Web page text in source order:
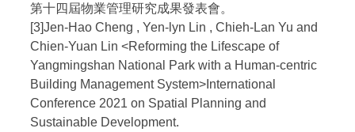
第十四屆物業管理研究成果發表會。
[3]Jen-Hao Cheng , Yen-lyn Lin , Chieh-Lan Yu and
Chien-Yuan Lin <Reforming the Lifescape of
Yangmingshan National Park with a Human-centric
Building Management System>International
Conference 2021 on Spatial Planning and
Sustainable Development.